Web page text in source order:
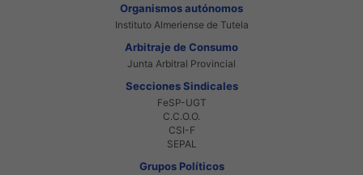
Organismos autónomos
Instituto Almeriense de Tutela
Arbitraje de Consumo
Junta Arbitral Provincial
Secciones Sindicales
FeSP-UGT
C.C.O.O.
CSI-F
SEPAL
Grupos Políticos